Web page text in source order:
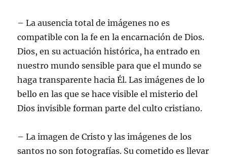
– La ausencia total de imágenes no es
compatible con la fe en la encarnación de Dios.
Dios, en su actuación histórica, ha entrado en
nuestro mundo sensible para que el mundo se
haga transparente hacia Él. Las imágenes de lo
bello en las que se hace visible el misterio del
Dios invisible forman parte del culto cristiano.
– La imagen de Cristo y las imágenes de los
santos no son fotografías. Su cometido es llevar